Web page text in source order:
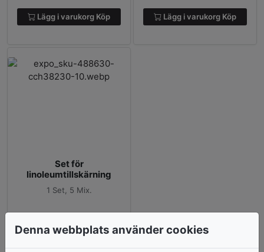
Lägg i varukorg Köp Lägg i varukorg Köp
Set för
linoleumtillskärning
1 Set, 5 Mix.
I lager
178kr
Denna webbplats använder cookies